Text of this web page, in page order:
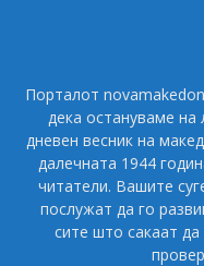
Порталот
дека остануваме на
дневен весник на
далечната 1944
читатели. Вашите
послужат да го
сите што сакаат